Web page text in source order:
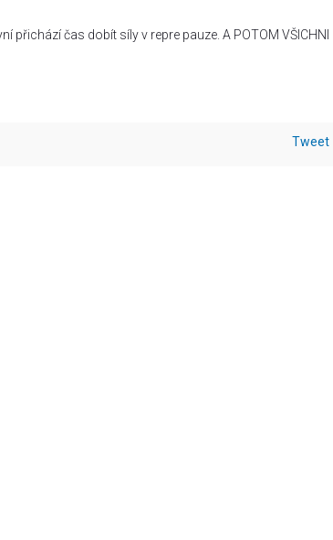
čas dobít síly v repre pauze. A POTOM VŠICHNI
Tweet